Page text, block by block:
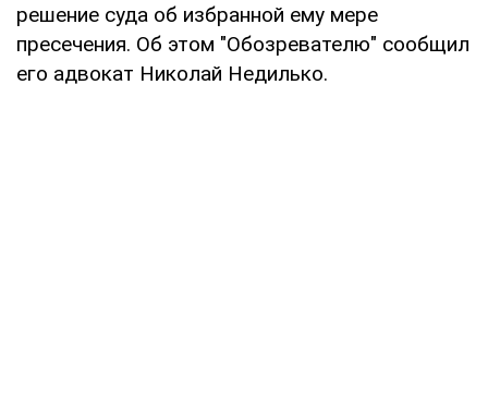
решение суда об избранной ему мере
пресечения. Об этом "Обозревателю" сообщил
его адвокат Николай Недилько.